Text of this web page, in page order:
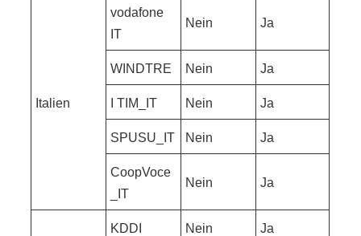
Italien
vodafone
IT
Nein Ja
WINDTRE Nein Ja
I TIM_IT Nein Ja
SPUSU_IT Nein Ja
CoopVoce
_IT
Nein Ja
KDDI Nein Ja